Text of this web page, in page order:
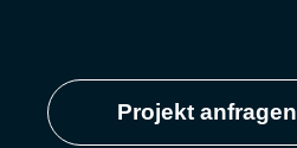
Projekt anfragen